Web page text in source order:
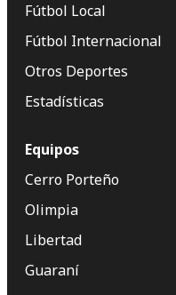
Fútbol Local
Fútbol Internacional
Otros Deportes
Estadísticas
Equipos
Cerro Porteño
Olimpia
Libertad
Guaraní